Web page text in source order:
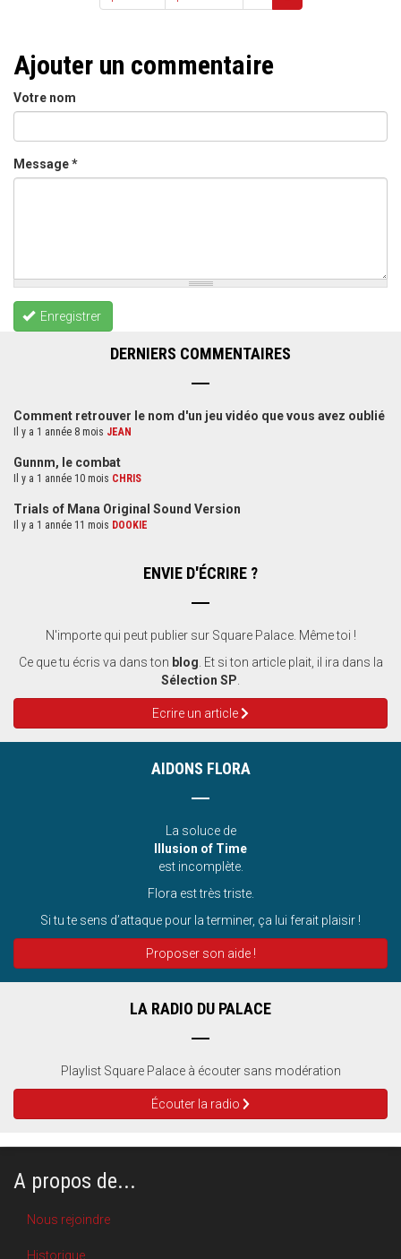
Ajouter un commentaire
Votre nom
Message*
Enregistrer
DERNIERS COMMENTAIRES
Comment retrouver le nom d'un jeu vidéo que vous avez oublié
Il y a 1 année 8 mois JEAN
Gunnm, le combat
Il y a 1 année 10 mois CHRIS
Trials of Mana Original Sound Version
Il y a 1 année 11 mois DOOKIE
ENVIE D'ÉCRIRE ?
N'importe qui peut publier sur Square Palace. Même toi !
Ce que tu écris va dans ton blog. Et si ton article plait, il ira dans la
Sélection SP.
Ecrire un article
AIDONS FLORA
La soluce de
Illusion of Time
est incomplète.
Flora est très triste.
Si tu te sens d’attaque pour la terminer, ça lui ferait plaisir !
Proposer son aide !
LA RADIO DU PALACE
Playlist Square Palace à écouter sans modération
Écouter la radio
A propos de...
Nous rejoindre
Historique